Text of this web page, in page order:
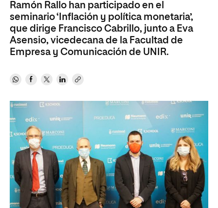
Ramón Rallo han participado en el
seminario ‘Inflación y política monetaria’,
que dirige Francisco Cabrillo, junto a Eva
Asensio, vicedecana de la Facultad de
Empresa y Comunicación de UNIR.